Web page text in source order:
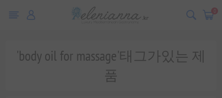
0
'body oil for massage'태그가있는 제
품